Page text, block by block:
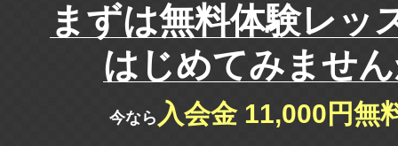
まずは無料体験レッ
はじめてみませ
今なら 入会金 11,000円無